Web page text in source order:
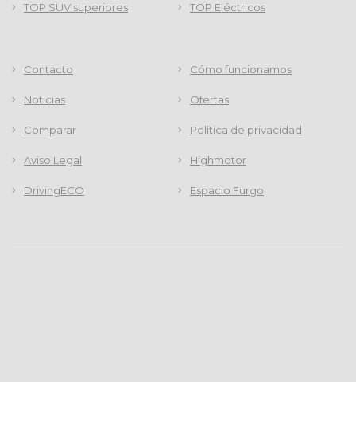
TOP SUV superiores TOP Eléctricos
Contacto Cómo funcionamos
Noticias Ofertas
Comparar Política de privacidad
Aviso Legal Highmotor
DrivingECO Espacio Furgo